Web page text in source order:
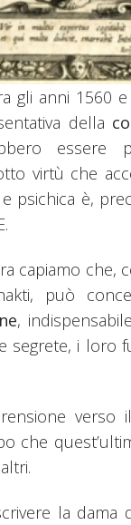
gli anni 1560
della
essere
virtù che
psichica è,
capiamo che,
può
,
i loro
che
la dama